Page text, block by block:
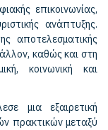
επικοινωνίας,
ανάπτυξης.
αποτελεσματικής
καθώς και στη
κοινωνική και
μια εξαιρετική
πρακτικών μεταξύ